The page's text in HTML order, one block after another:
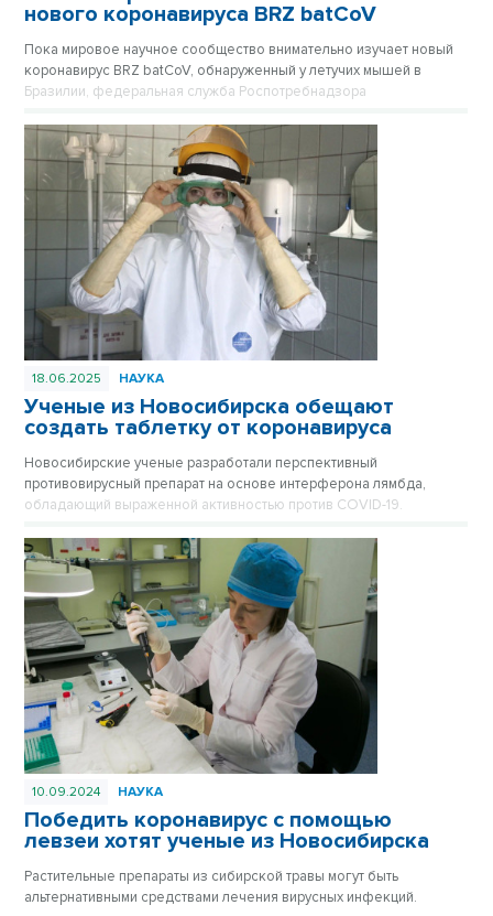
нового коронавируса BRZ batCoV
Пока мировое научное сообщество внимательно изучает новый
коронавирус BRZ batCoV, обнаруженный у летучих мышей в
Бразилии, федеральная служба Роспотребнадзора
оперативном контроле.
18.06.2025 НАУКА
Ученые из Новосибирска обещают
создать таблетку от коронавируса
Новосибирские ученые разработали перспективный
противовирусный препарат на основе интерферона лямбда,
обладающий выраженной активностью против COVID-19.
10.09.2024 НАУКА
Победить коронавирус с помощью
левзеи хотят ученые из Новосибирска
Растительные препараты из сибирской травы могут быть
альтернативными средствами лечения вирусных инфекций.